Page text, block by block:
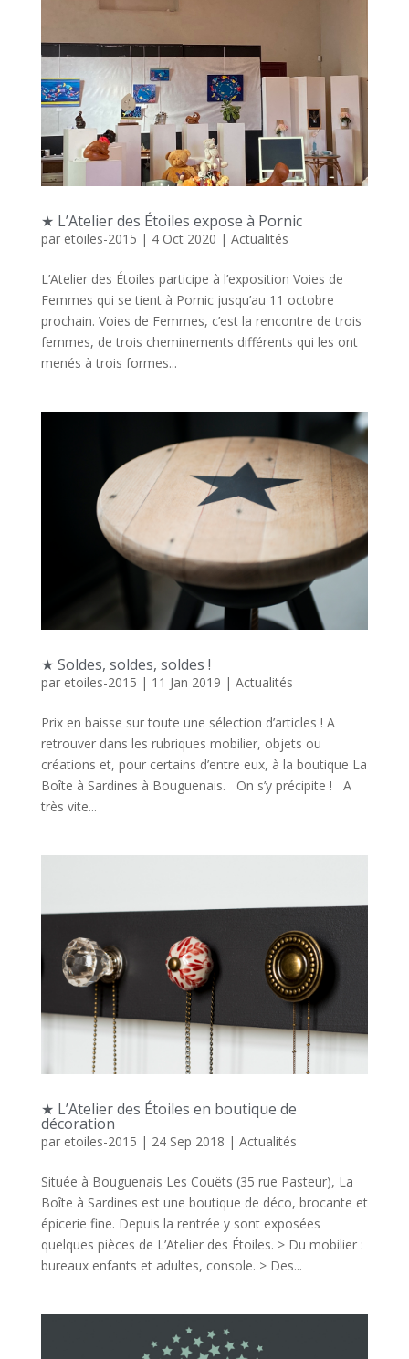
★ L’Atelier des Étoiles expose à Pornic
par etoiles-2015 | 4 Oct 2020 | Actualités
L’Atelier des Étoiles participe à l’exposition Voies de
Femmes qui se tient à Pornic jusqu’au 11 octobre
prochain. Voies de Femmes, c’est la rencontre de trois
femmes, de trois cheminements différents qui les ont
menés à trois formes...
★ Soldes, soldes, soldes !
par etoiles-2015 | 11 Jan 2019 | Actualités
Prix en baisse sur toute une sélection d’articles ! A
retrouver dans les rubriques mobilier, objets ou
créations et, pour certains d’entre eux, à la boutique La
Boîte à Sardines à Bouguenais. On s’y précipite ! A
très vite...
★ L’Atelier des Étoiles en boutique de
décoration
par etoiles-2015 | 24 Sep 2018 | Actualités
Située à Bouguenais Les Couëts (35 rue Pasteur), La
Boîte à Sardines est une boutique de déco, brocante et
épicerie fine. Depuis la rentrée y sont exposées
quelques pièces de L’Atelier des Étoiles. > Du mobilier :
bureaux enfants et adultes, console. > Des...